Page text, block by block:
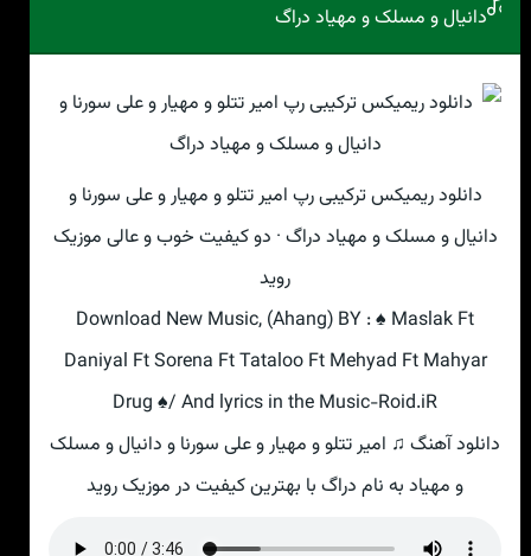
دانیال و مسلک و مهیاد دراگ
دانلود ریمیکس ترکیبی رپ امیر تتلو و مهیار و علی سورنا و
دانیال و مسلک و مهیاد دراگ · دو کیفیت خوب و عالی موزیک
روید
Download New Music, (Ahang) BY : ♠ Maslak Ft
Daniyal Ft Sorena Ft Tataloo Ft Mehyad Ft Mahyar
Drug ♠/ And lyrics in the Music-Roid.iR
دانلود آهنگ ♫ امیر تتلو و مهیار و علی سورنا و دانیال و مسلک
و مهیاد به نام دراگ با بهترین کیفیت در موزیک روید